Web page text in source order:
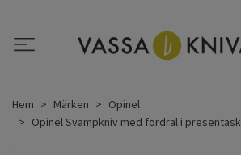
Hem Märken
Opinel
Opinel Svampkniv med fordral i presentask